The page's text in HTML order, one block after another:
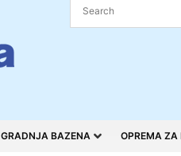
GRADNJA BAZENA OPREMA ZA